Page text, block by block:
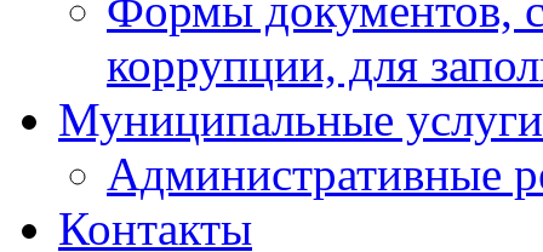
коррупции, для
Муниципальные услуги
Административные
Контакты